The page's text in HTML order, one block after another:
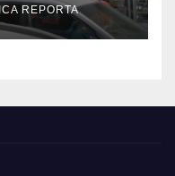
REPORTA